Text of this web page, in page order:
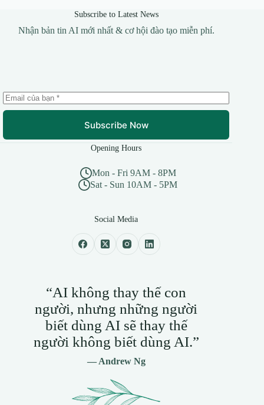
Subscribe to Latest News
Nhận bản tin AI mới nhất & cơ hội đào tạo miễn phí.
Subscribe Now
Opening Hours
Mon - Fri 9AM - 8PM
Sat - Sun 10AM - 5PM
Social Media
“AI không thay thế con
người, nhưng những người
biết dùng AI sẽ thay thế
người không biết dùng AI.”
— Andrew Ng